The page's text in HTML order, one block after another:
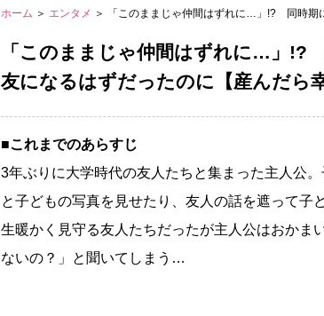
ホーム ＞ エンタメ ＞ 「このままじゃ仲間はずれに…」!? 同時期
「このままじゃ仲間はずれに…」!?
友になるはずだったのに【産んだら
■これまでのあらすじ
3年ぶりに大学時代の友人たちと集まった主人公
と子どもの写真を見せたり、友人の話を遮って子
生暖かく見守る友人たちだったが主人公はおかま
ないの？」と聞いてしまう…